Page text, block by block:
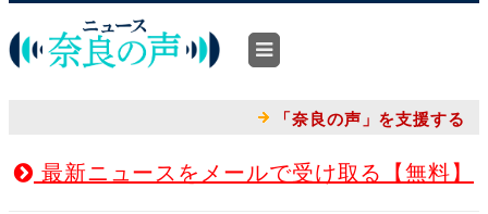
「奈良の声」を支援する
最新ニュースをメールで受け取る【無料】